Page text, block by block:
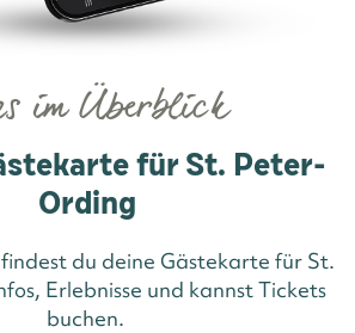
im Überblick
für St. Peter-
Ording
du deine Gästekarte für St.
Erlebnisse und kannst Tickets
buchen.